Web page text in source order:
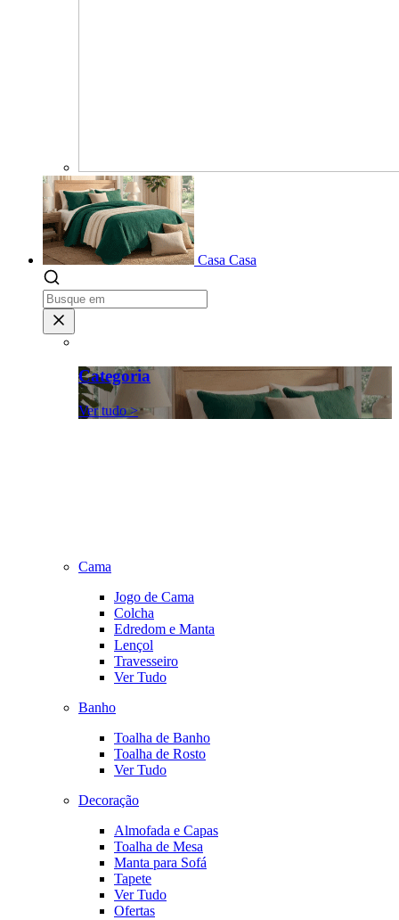
Casa Casa
Categoria
Ver tudo >
Cama
Jogo de Cama
Colcha
Edredom e Manta
Lençol
Travesseiro
Ver Tudo
Banho
Toalha de Banho
Toalha de Rosto
Ver Tudo
Decoração
Almofada e Capas
Toalha de Mesa
Manta para Sofá
Tapete
Ver Tudo
Ofertas